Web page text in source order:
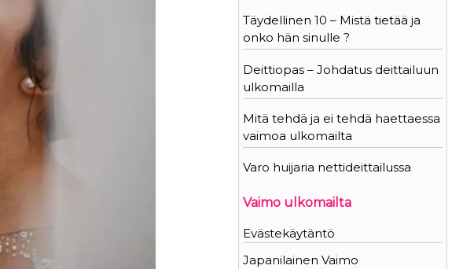
Täydellinen 10 – Mistä tietää ja
onko hän sinulle ?
Deittiopas – Johdatus deittailuun
ulkomailla
Mitä tehdä ja ei tehdä haettaessa
vaimoa ulkomailta
Varo huijaria nettideittailussa
Vaimo ulkomailta
Evästekäytäntö
Japanilainen Vaimo